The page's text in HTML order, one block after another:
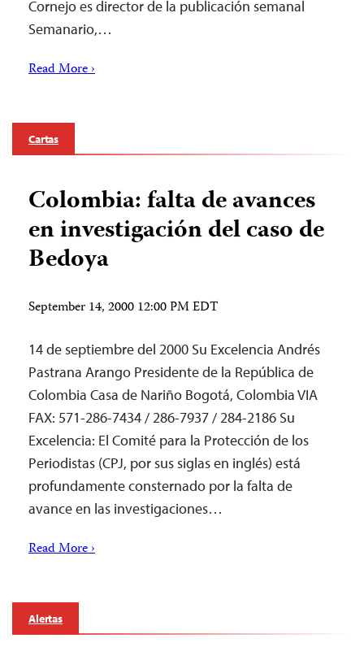
Cornejo es director de la publicación semanal
Semanario,…
Read More ›
Cartas
Colombia: falta de avances
en investigación del caso de
Bedoya
September 14, 2000 12:00 PM EDT
14 de septiembre del 2000 Su Excelencia Andrés
Pastrana Arango Presidente de la República de
Colombia Casa de Nariño Bogotá, Colombia VIA
FAX: 571-286-7434 / 286-7937 / 284-2186 Su
Excelencia: El Comité para la Protección de los
Periodistas (CPJ, por sus siglas en inglés) está
profundamente consternado por la falta de
avance en las investigaciones…
Read More ›
Alertas